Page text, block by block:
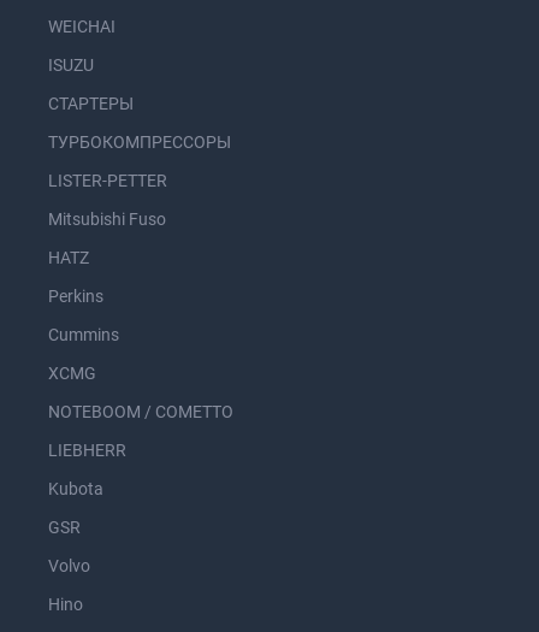
WEICHAI
ISUZU
СТАРТЕРЫ
ТУРБОКОМПРЕССОРЫ
LISTER-PETTER
Mitsubishi Fuso
HATZ
Perkins
Cummins
XCMG
NOTEBOOM / COMETTO
LIEBHERR
Kubota
GSR
Volvo
Hino